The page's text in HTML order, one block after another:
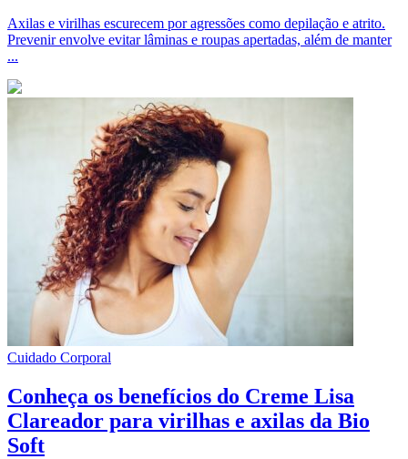
Axilas e virilhas escurecem por agressões como depilação e atrito.
Prevenir envolve evitar lâminas e roupas apertadas, além de manter
...
Cuidado Corporal
Conheça os benefícios do Creme Lisa
Clareador para virilhas e axilas da Bio
Soft